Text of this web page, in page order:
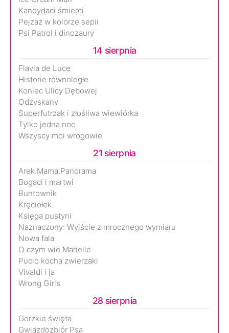
Kandydaci śmierci
Pejzaż w kolorze sepii
Psi Patrol i dinozaury
14 sierpnia
Flavia de Luce
Historie równoległe
Koniec Ulicy Dębowej
Odzyskany
Superfutrzak i złośliwa wiewiórka
Tylko jedna noc
Wszyscy moi wrogowie
21 sierpnia
Arek.Mama.Panorama
Bogaci i martwi
Buntownik
Kręciołek
Księga pustyni
Naznaczony: Wyjście z mrocznego wymiaru
Nowa fala
O czym wie Marielle
Pucio kocha zwierzaki
Vivaldi i ja
Wrong Girls
28 sierpnia
Gorzkie święta
Gwiazdozbiór Psa